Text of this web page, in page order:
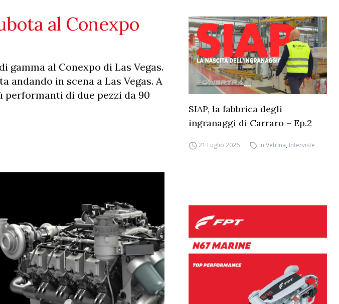
al Conexpo
al Conexpo di Las Vegas.
andando in scena a Las Vegas. A
di due pezzi da 90
SIAP, la fabbrica degli
ingranaggi di Carraro – Ep.2
21 Luglio 2026 In Vetrina, Interviste